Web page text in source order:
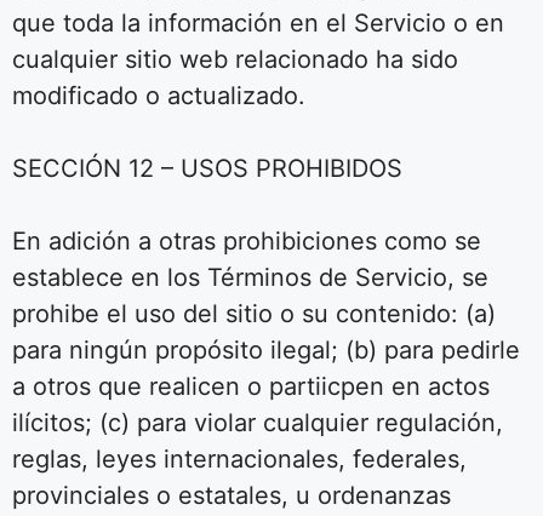
que toda la información en el Servicio o en
cualquier sitio web relacionado ha sido
modificado o actualizado.
SECCIÓN 12 – USOS PROHIBIDOS
En adición a otras prohibiciones como se
establece en los Términos de Servicio, se
prohibe el uso del sitio o su contenido: (a)
para ningún propósito ilegal; (b) para pedirle
a otros que realicen o partiicpen en actos
ilícitos; (c) para violar cualquier regulación,
reglas, leyes internacionales, federales,
provinciales o estatales, u ordenanzas